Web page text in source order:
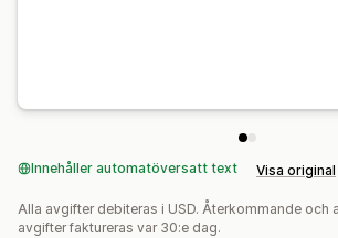
Innehåller automatöversatt text Visa original
Alla avgifter debiteras i USD. Återkommande och
avgifter faktureras var 30:e dag.